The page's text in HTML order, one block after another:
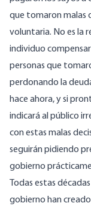
que tomaron malas
voluntaria. No es la
individuo
personas que
perdonando la
hace ahora, y si
indicará al público
con estas malas
seguirán pidiendo
gobierno
Todas estas
gobierno han